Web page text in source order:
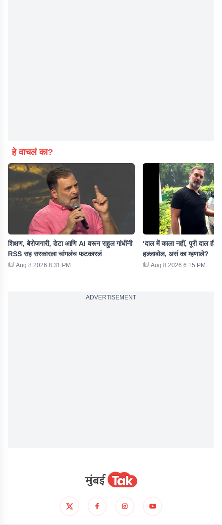
हे वाचलं का?
शिक्षण, बेरोजगारी, डेटा आणि AI वरून राहुल गांधींनी
RSS सह सरकारला चांगलंच फटकारलं
Aug 8 2026 8:31 PM
‘दाल में काला नहीं, पूरी दाल
हल्लाबोल, असं का म्हणाले?
Aug 8 2026 6:15 PM
ADVERTISEMENT